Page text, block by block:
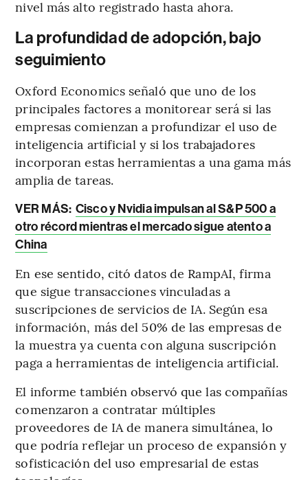
nivel más alto registrado hasta ahora.
La profundidad de adopción, bajo
seguimiento
Oxford Economics señaló que uno de los
principales factores a monitorear será si las
empresas comienzan a profundizar el uso de
inteligencia artificial y si los trabajadores
incorporan estas herramientas a una gama más
amplia de tareas.
VER MÁS: Cisco y Nvidia impulsan al S&P 500 a
otro récord mientras el mercado sigue atento a
China
En ese sentido, citó datos de RampAI, firma
que sigue transacciones vinculadas a
suscripciones de servicios de IA. Según esa
información, más del 50% de las empresas de
la muestra ya cuenta con alguna suscripción
paga a herramientas de inteligencia artificial.
El informe también observó que las compañías
comenzaron a contratar múltiples
proveedores de IA de manera simultánea, lo
que podría reflejar un proceso de expansión y
sofisticación del uso empresarial de estas